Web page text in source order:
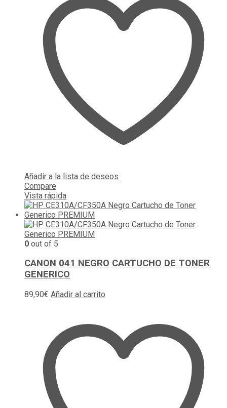
Añadir a la lista de deseos
Compare
Vista rápida
0 out of 5
CANON 041 NEGRO CARTUCHO DE TONER
GENERICO
89,90€ Añadir al carrito